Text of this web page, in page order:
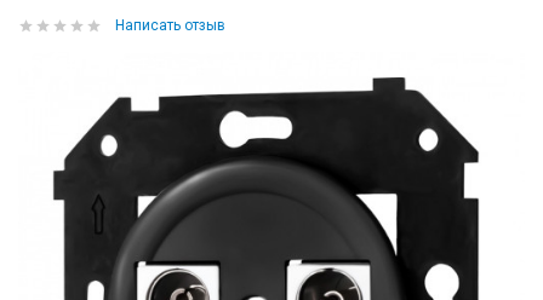
Написать отзыв